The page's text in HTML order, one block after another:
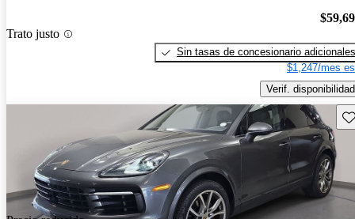
Trato justo
Sin tasas de concesionario adicionales
$1,247/mes
Verif. disponibilidad